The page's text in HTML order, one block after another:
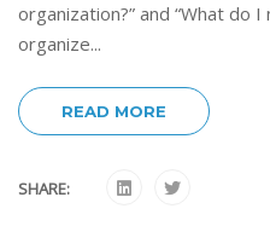
organization?” and “What do
organize...
READ MORE
SHARE: